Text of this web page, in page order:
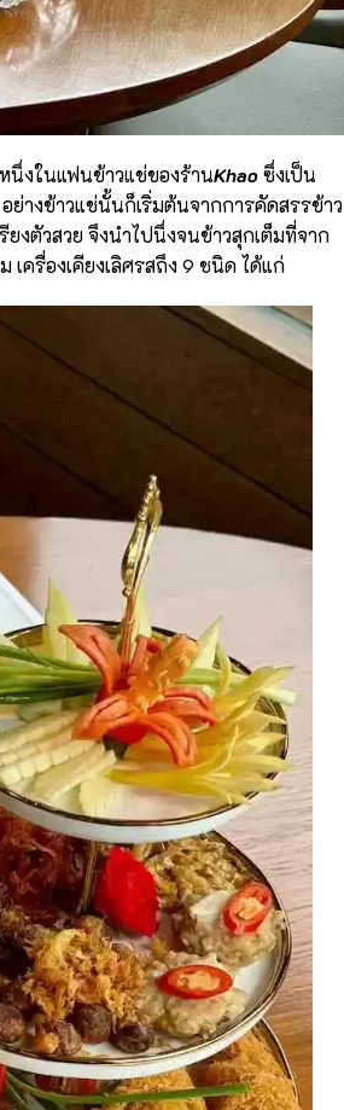
นึ่งในแฟนข้าวแช่ของร้านKhaoซึ่งเป็น
ย่างข้าวแช่นั้นก็เริ่มต้นจากการคัดสรรข้าว
งตัวสวย จึงนำไปนึ่งจนข้าวสุกเต็มที่จาก
ครื่องเคียงเลิศรสถึง 9 ชนิด ได้แก่